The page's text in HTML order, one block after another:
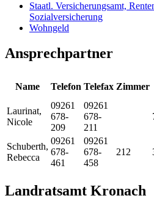
Staatl. Versicherungsamt,
Sozialversicherung
Wohngeld
Ansprechpartner
Name Telefon Telefax Zimmer
Laurinat,
Nicole
09261
678-
209
09261
678-
211
Schuberth,
Rebecca
09261
678-
461
09261
678-
458
212
Landratsamt Kronach